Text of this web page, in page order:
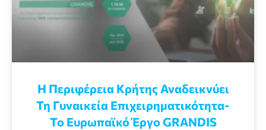
Η Περιφέρεια Κρήτης Αναδεικνύει
Τη Γυναικεία Επιχειρηματικότητα-
Το Ευρωπαϊκό Έργο GRANDIS